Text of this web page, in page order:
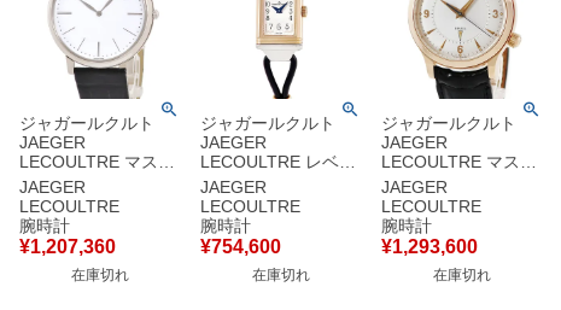
ジャガールクルト
JAEGER
LECOULTRE マスタ
ー ウルトラスリム
1907 グラン・フー
120.3.79/Q12935E1
K18WG無垢 薄型 バ
ー メンズ 腕時計手巻
き ホワイト 【中古】
JAEGER
LECOULTRE
腕時計
¥1,207,360
在庫切れ
ジャガールクルト
JAEGER
LECOULTRE レベル
ソ ワン コルドネ
Q3264520/200.D.47
K18PG×SS スクエア
回転 アラビア レディ
ース 腕時計クオーツ
ホワイト 【中古】
JAEGER
LECOULTRE
腕時計
¥754,600
在庫切れ
ジャガールクルト
JAEGER
LECOULTRE マスタ
ーメモボックス
144.2.94 K18PG無垢
アラーム アンティー
ク トリチウム メンズ
腕時計手巻き シルバ
ー 【中古】
JAEGER
LECOULTRE
腕時計
¥1,293,600
在庫切れ